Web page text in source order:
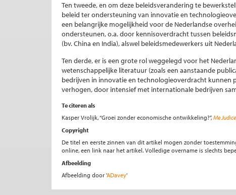
Ten tweede, en om deze beleidsverandering te
beleid ter ondersteuning van innovatie en
een belangrijke mogelijkheid voor de Nederlandse
ondersteunen, o.a. door kennisoverdracht tussen
(bv. China en India), alswel beleidsmedewerkers uit
Ten derde, er is een grote rol weggelegd voor het
wetenschappelijke literatuur (zoals een aanstaande
bedrijven in innovatie en technologieoverdracht
verhogen, door intensief met internationale bedrijven
Te citeren als
Kasper Vrolijk, “Groei zonder economische ontwikkeling?”, Me Judice
Copyright
De titel en eerste zinnen van dit artikel mogen zonder
online, een link naar het artikel. Volledige overname is slechts
Afbeelding
Afbeelding door 'ADavey'